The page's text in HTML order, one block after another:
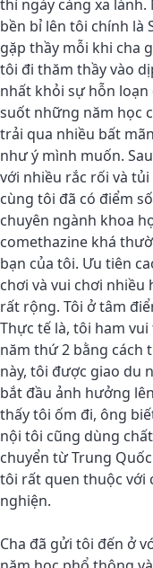
thì ngày càng xa
bền bỉ lên tôi chính là
gặp thầy mỗi khi cha
tôi đi thăm thầy vào
nhất khỏi sự hỗn
suốt những năm học
trải qua nhiều bất
như ý mình muốn.
với nhiều rắc rối và
cùng tôi đã có điểm
chuyên ngành khoa
comethazine khá
bạn của tôi. Ưu tiên
chơi và vui chơi
rất rộng. Tôi ở tâm
Thực tế là, tôi ham
năm thứ 2 bằng cách
này, tôi được giao du
bắt đầu ảnh hưởng
thấy tôi ốm đi, ông
nội tôi cũng dùng
chuyển từ Trung
tôi rất quen thuộc với
nghiện.
Cha đã gửi tôi đến ở